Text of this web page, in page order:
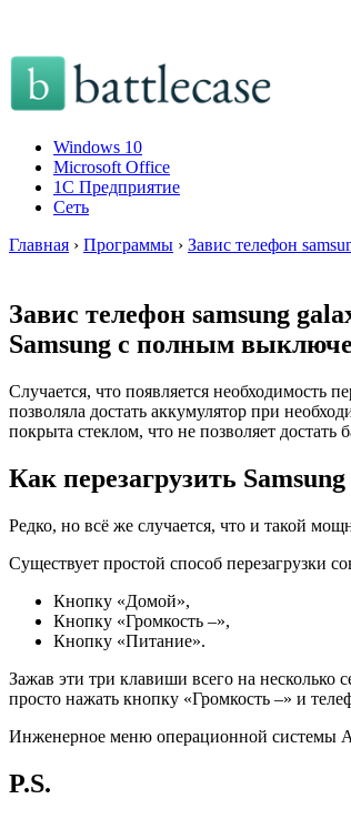
Windows 10
Microsoft Office
1C Предприятие
Сеть
Главная › Программы › Завис телефон
Завис телефон samsung
Samsung с полным
Случается, что появляется необходимость
позволяла достать аккумулятор при
покрыта стеклом, что не позволяет
Как перезагрузить
Редко, но всё же случается, что и такой
Существует простой способ перезагрузки
Кнопку «Домой»,
Кнопку «Громкость –»,
Кнопку «Питание».
Зажав эти три клавиши всего на несколько
просто нажать кнопку «Громкость –» и
Инженерное меню операционной системы
P.S.